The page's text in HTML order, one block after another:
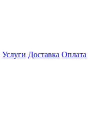
Услуги Доставка Оплата